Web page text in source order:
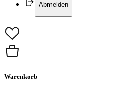
Abmelden
Warenkorb